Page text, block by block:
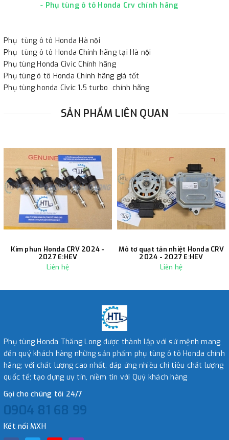
- Phụ tùng ô tô Honda Crv chính hãng
Phụ tùng ô tô Honda Hà nội
Phụ tùng ô tô Honda Chính hãng tại Hà nội
Phụ tùng Honda Civic Chính hãng
Phụ tùng ô tô Honda Chính hãng giá tốt
Phụ tùng honda Civic 1.5 turbo chính hãng
SẢN PHẨM LIÊN QUAN
Kim phun Honda CRV 2024 -
2027 E:HEV
Liên hệ
Mô tơ quạt tản nhiệt Honda CRV
2024 - 2027 E:HEV
Liên hệ
Phụ tùng Honda Thăng Long được thành lập với sứ mệnh mang
đến quý khách hàng những sản phẩm phụ tùng ô tô Honda chính
hãng; với chất lượng cao nhất, đáp ứng nhiều chỉ tiêu chất lượng
quốc tế; tạo dựng uy tín, niềm tin với Quý khách hàng
Gọi cho chúng tôi 24/7
0904 81 68 99
Kết nối MXH